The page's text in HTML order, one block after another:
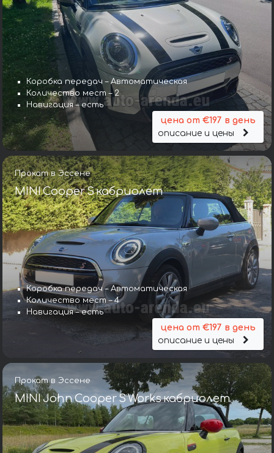
Коробка передач – Автоматическая
Количество мест – 2
Навигация – есть
цена от €197 в день
описание и цены
Прокат в Эссене
MINI Cooper S кабриолет
Коробка передач – Автоматическая
Количество мест – 4
Навигация – есть
цена от €197 в день
описание и цены
Прокат в Эссене
MINI John Cooper S Works кабриолет